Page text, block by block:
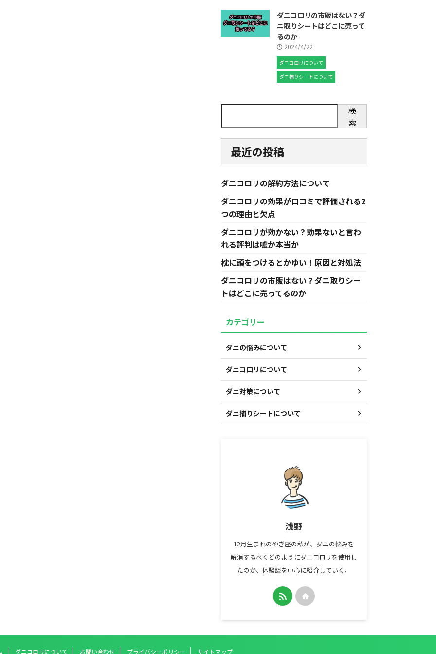
ダニコロリの市販はない？ダ
ニ取りシートはどこに売って
るのか
2024/4/22
ダニコロリについて
ダニ捕りシートについて
検
索
最近の投稿
ダニコロリの解約方法について
ダニコロリの効果が口コミで評価される2
つの理由と欠点
ダニコロリが効かない？効果ないと言わ
れる評判は嘘か本当か
枕に頭をつけるとかゆい！原因と対処法
ダニコロリの市販はない？ダニ取りシー
トはどこに売ってるのか
カテゴリー
ダニの悩みについて
ダニコロリについて
ダニ対策について
ダニ捕りシートについて
浅野
12月生まれのやぎ座の私が、ダニの悩みを
解消するべくどのようにダニコロリを使用し
たのか、体験談を中心に紹介していく。
ダニコロリについて お問い合わせ プライバシーポリシー サイトマップ